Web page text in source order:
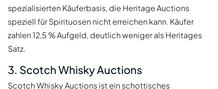
spezialisierten Käuferbasis, die Heritage Auctions
speziell für Spirituosen nicht erreichen kann. Käufer
zahlen 12,5 % Aufgeld, deutlich weniger als Heritages
Satz.
3. Scotch Whisky Auctions
Scotch Whisky Auctions ist ein schottisches